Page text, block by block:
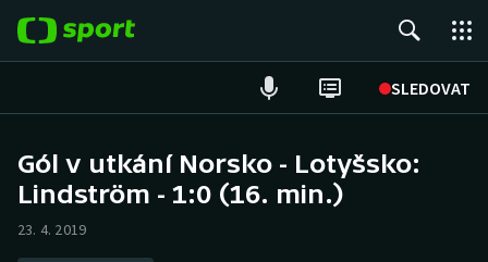
SLEDOVAT
Hokej
Gól v utkání Norsko - Lotyšsko:
Lindström - 1:0 (16. min.)
23. 4. 2019